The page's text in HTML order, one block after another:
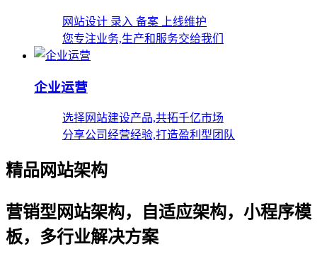
网站设计 录入 备案 上线维护
您专注业务,生产和服务交给我们
企业运营
选择网站建设产品,共拓千亿市场
分享公司经营经验,打造盈利型团队
精品网站架构
营销型网站架构，自适应架构，小程序模
板，多行业解决方案